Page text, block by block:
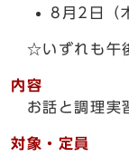
8月2日（
☆いずれも午
内容
お話と調理実
対象・定員